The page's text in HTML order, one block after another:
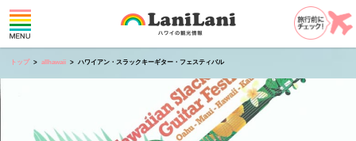
トップ allhawaii ハワイアン・スラックキーギター・フェスティバル